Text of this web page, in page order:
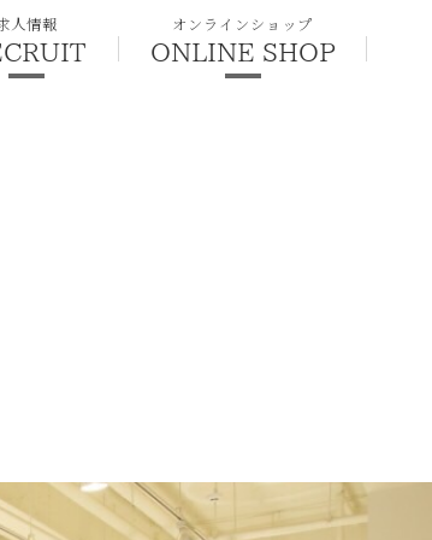
人情報 オンラインショップ
ONLINE SHOP